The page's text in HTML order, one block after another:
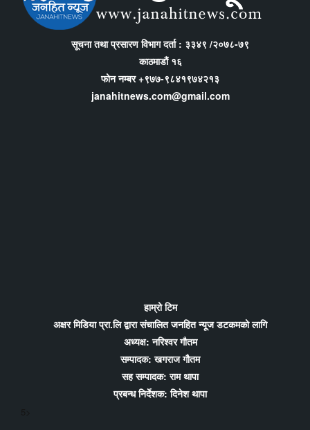
सूचना तथा प्रसारण विभाग दर्ता : ३३४९ /२०७८-७९
काठमाडौं १६
फोन नम्बर +९७७-९८४१९७४२१३
janahitnews.com@gmail.com
हाम्रो टिम
अक्षर मिडिया प्रा.लि द्वारा संचालित जनहित न्यूज डटकमको लागि
अध्यक्ष: नरिश्वर गौतम
सम्पादक: खगराज गौतम
सह सम्पादक: राम थापा
प्रबन्ध निर्देशक: दिनेश थापा